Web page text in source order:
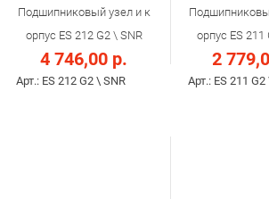
Подшипниковый узел и к
орпус ES 212 G2 \ SNR
4 746,00 р.
Арт.: ES 212 G2 \ SNR
орпус ES 211
2
Арт.: ES 211 G2